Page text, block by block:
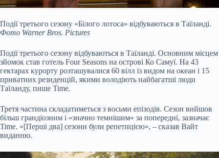
Події третього сезону «Білого лотоса» відбуваються в Таїланді.
Фото Warner Bros. Pictures
Події третього сезону відбуваються в Таїланді. Основним місцем
зйомок став готель Four Seasons на острові Ко Самуї. На 43
гектарах курорту розташувалися 60 вілл із видом на океан і 15
приватних резиденцій, якими володіють найбагатші люди
Таїланду, пише Time.
Третя частина складатиметься з восьми епізодів. Сезон вийшов
більш грандіозним і «значно темнішим» за попередні, зазначає
Time. «[Перші два] сезони були репетицією», – сказав Вайт
виданню.